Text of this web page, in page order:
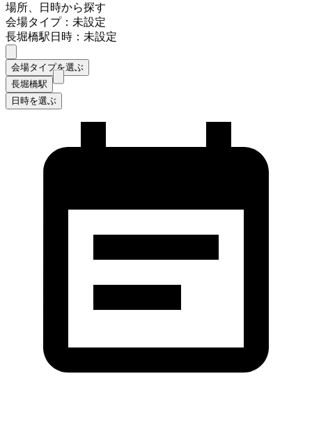
場所、日時から探す
会場タイプ：未設定
長堀橋駅日時：未設定
会場タイプを選ぶ
長堀橋駅
日時を選ぶ